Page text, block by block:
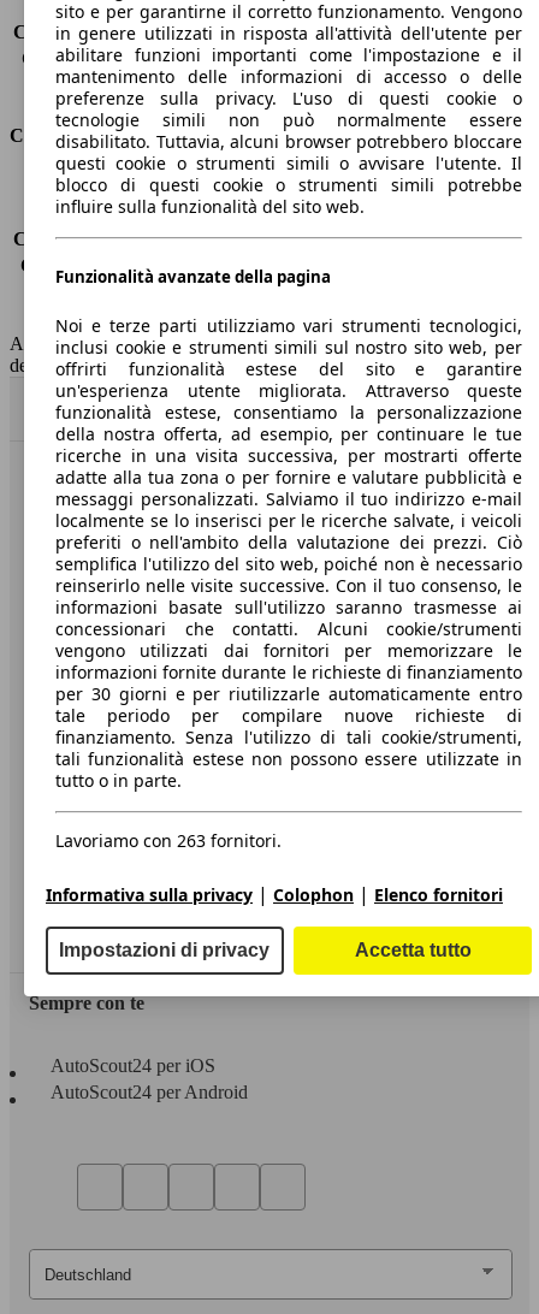
Carico sul tetto
-
Capacità di traino (senza freni) -
Capacità di traino (con freni)
2000 kg
Volume del bagagliaio
500 - 1593 l
Consumi
Emissioni di CO2*
150 g/km (komb.)
Consumo (urbano)
8.1 l/100km
Consumo (extra-urbano) 5.5 l/100km
Consumo (combinato)*
6.5 l/100km
Capacità del serbatoio
48 l
AutoScout24 non si assume alcuna responsabilità per la correttezza
dei dati.
Torna su
Benvenuti su AutoScout24, il mercato auto europeo.
Società
A proposito di AutoScout24
Stampa
Media
Condizioni generali
Informazioni
Privacy
Dichiarazione di Accessibilità
Servizi
Area rivenditori
Sempre con te
AutoScout24 per iOS
AutoScout24 per Android
sito e per garantirne il corretto funzionamento. Vengono
in genere utilizzati in risposta all'attività dell'utente per
abilitare funzioni importanti come l'impostazione e il
mantenimento delle informazioni di accesso o delle
preferenze sulla privacy. L'uso di questi cookie o
tecnologie simili non può normalmente essere
disabilitato. Tuttavia, alcuni browser potrebbero bloccare
questi cookie o strumenti simili o avvisare l'utente. Il
blocco di questi cookie o strumenti simili potrebbe
influire sulla funzionalità del sito web.
Funzionalità avanzate della pagina
Noi e terze parti utilizziamo vari strumenti tecnologici,
inclusi cookie e strumenti simili sul nostro sito web, per
offrirti funzionalità estese del sito e garantire
un'esperienza utente migliorata. Attraverso queste
funzionalità estese, consentiamo la personalizzazione
della nostra offerta, ad esempio, per continuare le tue
ricerche in una visita successiva, per mostrarti offerte
adatte alla tua zona o per fornire e valutare pubblicità e
messaggi personalizzati. Salviamo il tuo indirizzo e-mail
localmente se lo inserisci per le ricerche salvate, i veicoli
preferiti o nell'ambito della valutazione dei prezzi. Ciò
semplifica l'utilizzo del sito web, poiché non è necessario
reinserirlo nelle visite successive. Con il tuo consenso, le
informazioni basate sull'utilizzo saranno trasmesse ai
concessionari che contatti. Alcuni cookie/strumenti
vengono utilizzati dai fornitori per memorizzare le
informazioni fornite durante le richieste di finanziamento
per 30 giorni e per riutilizzarle automaticamente entro
tale periodo per compilare nuove richieste di
finanziamento. Senza l'utilizzo di tali cookie/strumenti,
tali funzionalità estese non possono essere utilizzate in
tutto o in parte.
Lavoriamo con 263 fornitori.
Informativa sulla privacy | Colophon | Elenco fornitori
Impostazioni di privacy Accetta tutto